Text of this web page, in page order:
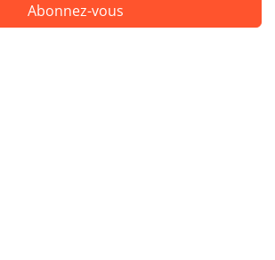
Abonnez-vous